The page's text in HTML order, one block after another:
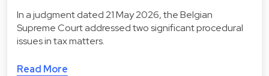
In a judgment dated 21 May 2026, the Belgian
Supreme Court addressed two significant procedural
issues in tax matters.
Read More